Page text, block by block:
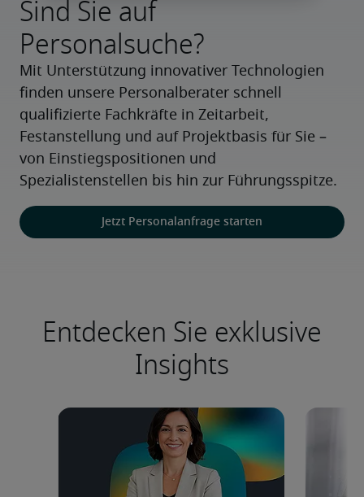
Sind Sie auf
Personalsuche?
Mit Unterstützung innovativer Technologien
finden unsere Personalberater schnell
qualifizierte Fachkräfte in Zeitarbeit,
Festanstellung und auf Projektbasis für Sie –
von Einstiegspositionen und
Spezialistenstellen bis hin zur Führungsspitze.
Jetzt Personalanfrage starten
Entdecken Sie exklusive
Insights